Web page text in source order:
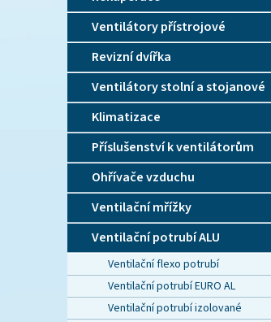
Ventilátory přístrojové
Revizní dvířka
Ventilátory stolní a stojanové
Klimatizace
Příslušenství k ventilátorům
Ohřívače vzduchu
Ventilační mřížky
Ventilační potrubí ALU
Ventilační flexo potrubí
Ventilační potrubí EURO AL
Ventilační potrubí izolované